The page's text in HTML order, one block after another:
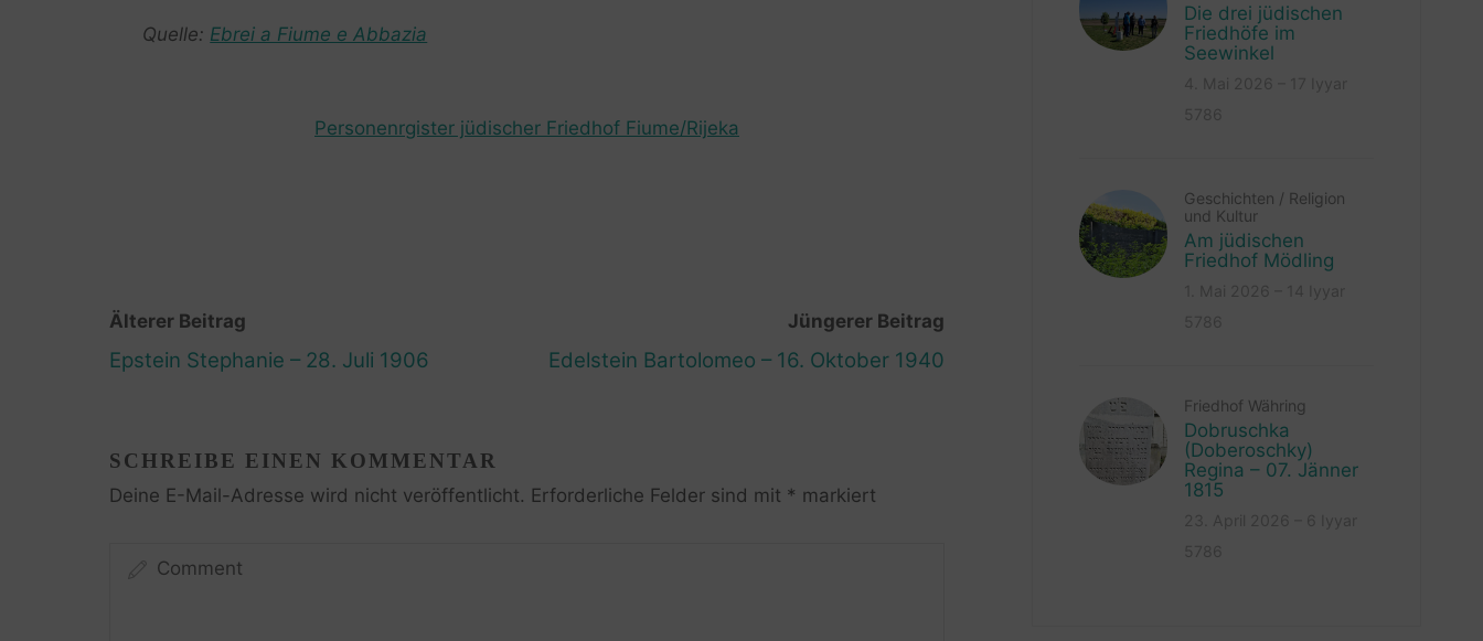
Quelle: Ebrei a Fiume e Abbazia
Personenrgister jüdischer Friedhof Fiume/Rijeka
Älterer Beitrag
Epstein Stephanie – 28. Juli 1906
Jüngerer Beitrag
Edelstein Bartolomeo – 16. Oktober 1940
SCHREIBE EINEN KOMMENTAR
Deine E-Mail-Adresse wird nicht veröffentlicht. Erforderliche Felder sind mit * markiert
Die drei jüdischen
Friedhöfe im
Seewinkel
Geschichten / Religion
und Kultur
Am jüdischen
Friedhof Mödling
Friedhof Währing
Dobruschka
(Doberoschky)
Regina – 07. Jänner
1815